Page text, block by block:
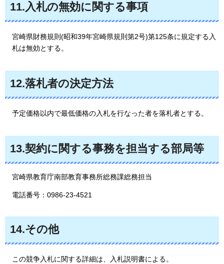
11.入札の無効に関する事項
宮崎県財務規則(昭和39年宮崎県規則第2号)第125条に規定する入
札は無効とする。
12.落札者の決定方法
予定価格以内で最低価格の入札を行なった者を落札者とする。
13.契約に関する事務を担当する部局等
宮崎県教育庁南部教育事務所総務課総務担当
電話番号：0986-23-4521
14.その他
この競争入札に関する詳細は、入札説明書による。